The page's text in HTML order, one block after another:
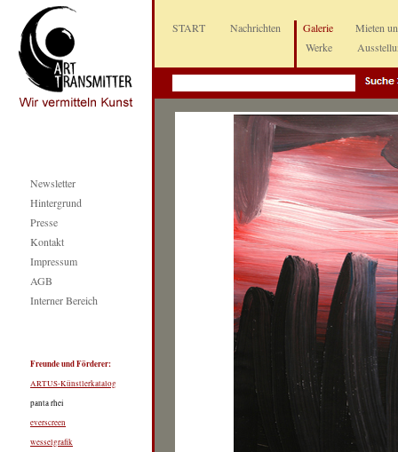
Newsletter
Hintergrund
Presse
Kontakt
Impressum
AGB
Interner Bereich
Freunde und Förderer:
ARTUS-Künstlerkatalog
panta rhei
everscreen
wesselgrafik
START Nachrichten
Galerie
Werke
Mieten